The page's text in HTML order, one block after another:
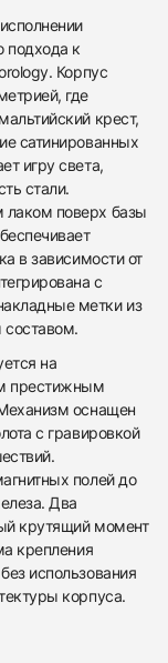
подхода к
Корпус
где
крест,
сатинированных
игру света,
стали.
поверх базы
в зависимости от
с
метки из
составом.
на
престижным
оснащен
с гравировкой
полей до
Два
крутящий момент
крепления
использования
корпуса.